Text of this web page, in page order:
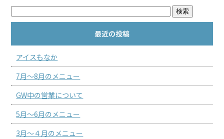
最近の投稿
アイスもなか
7月～8月のメニュー
GW中の営業について
5月～6月のメニュー
3月～４月のメニュー